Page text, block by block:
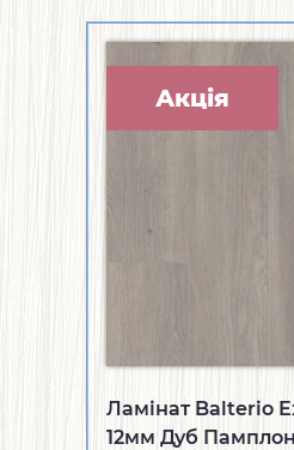
Акція
Ламінат Balterio
12мм Дуб